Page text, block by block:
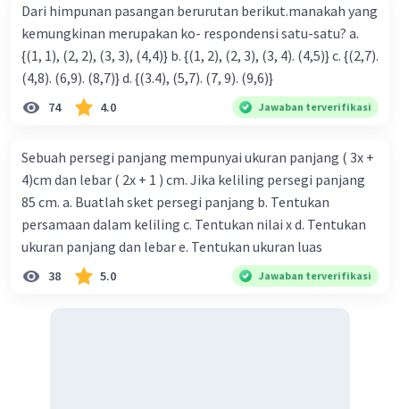
Dari himpunan pasangan berurutan berikut.manakah yang
kemungkinan merupakan ko- respondensi satu-satu? a.
{(1, 1), (2, 2), (3, 3), (4,4)} b. {(1, 2), (2, 3), (3, 4). (4,5)} c. {(2,7).
(4,8). (6,9). (8,7)} d. {(3.4), (5,7). (7, 9). (9,6)}
74 4.0 Jawaban terverifikasi
Sebuah persegi panjang mempunyai ukuran panjang ( 3x +
4)cm dan lebar ( 2x + 1 ) cm. Jika keliling persegi panjang
85 cm. a. Buatlah sket persegi panjang b. Tentukan
persamaan dalam keliling c. Tentukan nilai x d. Tentukan
ukuran panjang dan lebar e. Tentukan ukuran luas
38 5.0 Jawaban terverifikasi